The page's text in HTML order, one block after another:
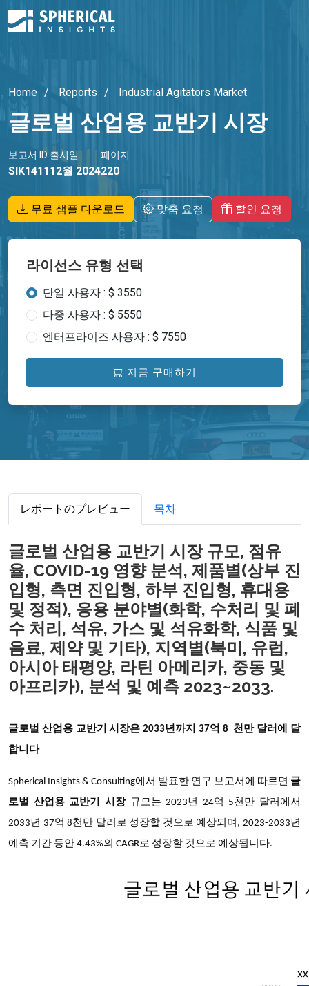
Home Reports Industrial Agitators Market
글로벌 산업용 교반기 시장
보고서 ID
SIK1411
출시일
12월 2024
페이지
220
무료 샘플 다운로드 맞춤 요청 할인 요청
라이선스 유형 선택
단일 사용자 : $ 3550
다중 사용자 : $ 5550
엔터프라이즈 사용자 : $ 7550
지금 구매하기
レポートのプレビュー 목차
글로벌 산업용 교반기 시장 규모, 점유
율, COVID-19 영향 분석, 제품별(상부 진
입형, 측면 진입형, 하부 진입형, 휴대용
및 정적), 응용 분야별(화학, 수처리 및 폐
수 처리, 석유, 가스 및 석유화학, 식품 및
음료, 제약 및 기타), 지역별(북미, 유럽,
아시아 태평양, 라틴 아메리카, 중동 및
아프리카), 분석 및 예측 2023~2033.
글로벌 산업용 교반기 시장은2033년까지 37억 8 천만 달러에 달
합니다
Spherical Insights & Consulting에서 발표한 연구 보고서에 따르면 글
로벌 산업용 교반기 시장규모는 2023년 24억 5천만 달러에서
2033년 37억 8천만 달러로 성장할 것으로 예상되며, 2023-2033년
예측 기간 동안 4.43%의 CAGR로 성장할 것으로 예상됩니다.